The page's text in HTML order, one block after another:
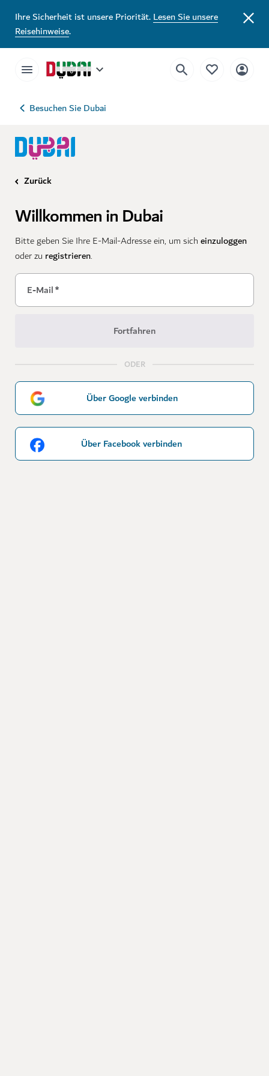
Ihre Sicherheit ist unsere Priorität.Lesen Sie unsere
Reisehinweise.
Besuchen Sie Dubai
Zurück
Willkommen in Dubai
Bitte geben Sie Ihre E-Mail-Adresse ein, um sich einzuloggen
oder zu registrieren.
E-Mail*
Fortfahren
ODER
Über Google verbinden
Über Facebook verbinden